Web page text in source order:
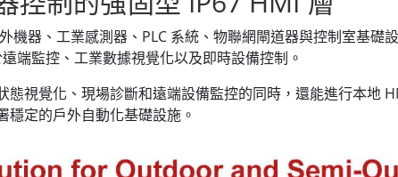
機器、工業感測器、PLC 系統、物聯網閘道器與控制室基礎
遠端監控、工業數據視覺化以及即時設備控制。
視覺化、現場診斷和遠端設備監控的同時，還能進行本地
定的戶外自動化基礎設施。